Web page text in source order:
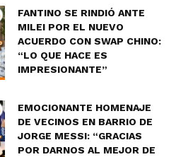
FANTINO SE RINDIÓ ANTE
MILEI POR EL NUEVO
ACUERDO CON SWAP CHINO:
“LO QUE HACE ES
IMPRESIONANTE”
EMOCIONANTE HOMENAJE
DE VECINOS EN BARRIO DE
JORGE MESSI: “GRACIAS
POR DARNOS AL MEJOR DE